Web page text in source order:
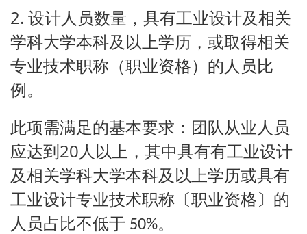
2. 设计人员数量，具有工业设计及相关
学科大学本科及以上学历，或取得相关
专业技术职称（职业资格）的人员比
例。
此项需满足的基本要求：团队从业人员
应达到 20 人以上，其中具有有工业设计
及相关学科大学本科及以上学历或具有
工业设计专业技术职称〔职业资格〕的
人员占比不低于 50%。